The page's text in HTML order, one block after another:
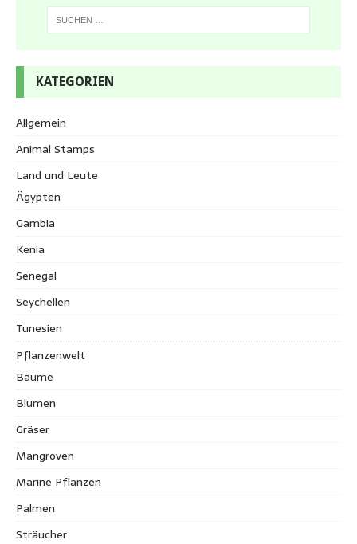
KATEGORIEN
Allgemein
Animal Stamps
Land und Leute
Ägypten
Gambia
Kenia
Senegal
Seychellen
Tunesien
Pflanzenwelt
Bäume
Blumen
Gräser
Mangroven
Marine Pflanzen
Palmen
Sträucher